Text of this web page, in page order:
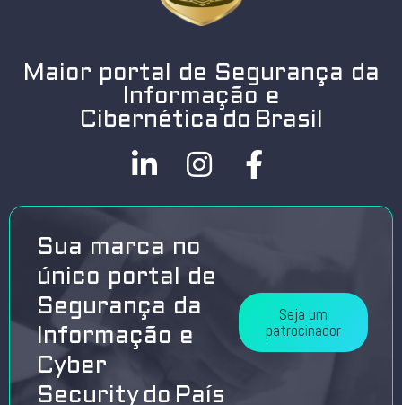
Maior portal de Segurança da
Informação e
Cibernética do Brasil
Sua marca no
único portal de
Segurança da
Informação e
Cyber
Security do País
Seja um
patrocinador